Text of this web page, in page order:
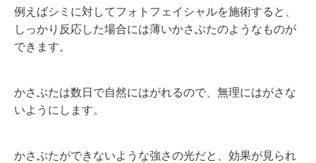
例えばシミに対してフォトフェイシャルを施術すると、
しっかり反応した場合には薄いかさぶたのようなものが
できます。
かさぶたは数日で自然にはがれるので、無理にはがさな
いようにします。
かさぶたができないような強さの光だと、効果が見られ